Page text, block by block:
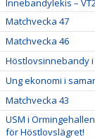
Matchvecka 47
Matchvecka 46
Höstlovsinnebandy
Ung ekonomi i
Matchvecka 43
USM i
för Höstlovslägret!